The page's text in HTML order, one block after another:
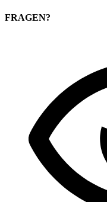
FRAGEN?